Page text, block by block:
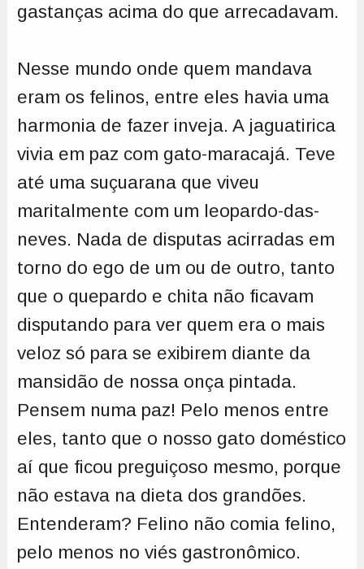
gastanças acima do que arrecadavam.
Nesse mundo onde quem mandava
eram os felinos, entre eles havia uma
harmonia de fazer inveja. A jaguatirica
vivia em paz com gato-maracajá. Teve
até uma suçuarana que viveu
maritalmente com um leopardo-das-
neves. Nada de disputas acirradas em
torno do ego de um ou de outro, tanto
que o quepardo e chita não ficavam
disputando para ver quem era o mais
veloz só para se exibirem diante da
mansidão de nossa onça pintada.
Pensem numa paz! Pelo menos entre
eles, tanto que o nosso gato doméstico
aí que ficou preguiçoso mesmo, porque
não estava na dieta dos grandões.
Entenderam? Felino não comia felino,
pelo menos no viés gastronômico.